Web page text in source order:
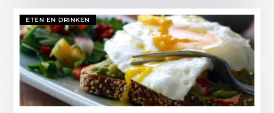
ETEN EN DRINKEN